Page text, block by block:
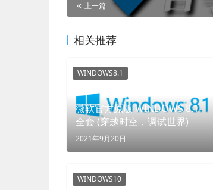
上一篇
相关推荐
微软官方原版 WINDOWS 8.1
全套 (穿越时空，调试世界)
2021年9月20日
WINDOWS8.1
WINDOWS10